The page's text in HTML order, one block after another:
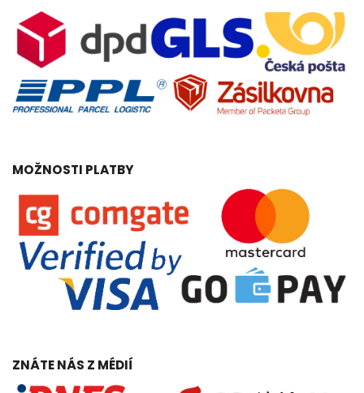
MOŽNOSTI PLATBY
ZNÁTE NÁS Z MÉDIÍ